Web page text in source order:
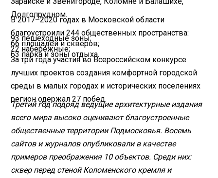
Долгопрудном.
В 2017–2020 годах в Московской области
благоустроили 244 общественных пространства:
93 пешеходные зоны;
66 площадей и скверов;
22 набережные;
63 парка и зоны отдыха.
За три года участия во Всероссийском конкурсе
лучших проектов создания комфортной городской
среды в малых городах и исторических поселениях
регион одержал 27 побед.
Третий год подряд ведущие архитектурные издания
всего мира высоко оценивают благоустроенные
общественные территории Подмосковья. Восемь
сайтов и журналов опубликовали в качестве
примеров преображения 10 объектов. Среди них:
сквер перед стеной Коломенского кремля и